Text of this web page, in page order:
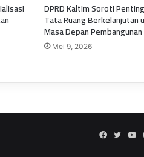
DPRD Kaltim Soroti
Tata Ruang Berkelanjutan
Masa Depan
Mei 9, 2026
Facebook